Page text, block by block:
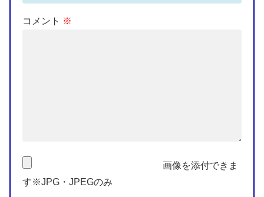
コメント ※
画像を添付できま
す※JPG・JPEGのみ